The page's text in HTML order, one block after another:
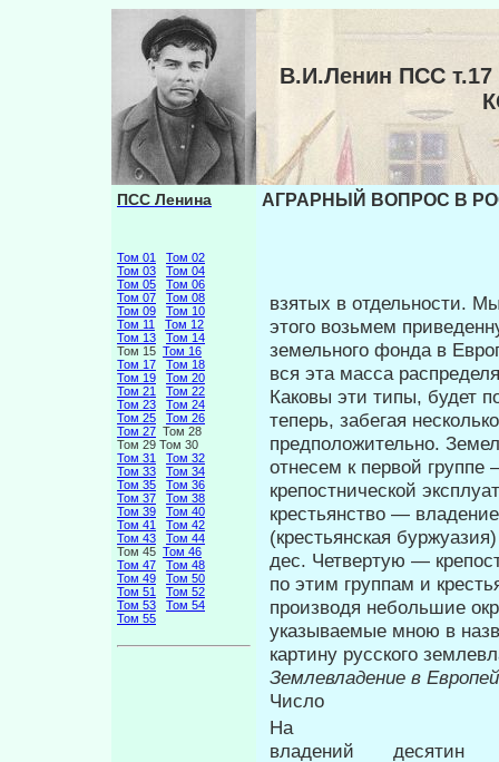
В.И.Ленин ПСС
ПСС Ленина
Том 01
Том 02
Том 03
Том 04
Том 05
Том 06
Том 07
Том 08
Том 09
Том 10
Том 11
Том 12
Том 13
Том 14
Том 15 Том 16
Том 17
Том 18
Том 19
Том 20
Том 21
Том 22
Том 23
Том 24
Том 25
Том 26
Том 27 Том 28
Том 29 Том 30
Том 31
Том 32
Том 33
Том 34
Том 35
Том 36
Том 37
Том 38
Том 39
Том 40
Том 41
Том 42
Том 43
Том 44
Том 45 Том 46
Том 47
Том 48
Том 49
Том 50
Том 51
Том 52
Том 53
Том 54
Том 55
АГРАРНЫЙ ВОПРОС В
взятых в отдельности.
этого возь­мем
земельного фонда в
вся эта масса
Каковы эти типы, будет
теперь, забегая
предположительно.
отнесем к первой группе
крепостнической
крестьянство —
(крестьянская
дес. Четвертую —
по этим группам и
производя небольшие
указываемые мною в
картину русского
Землевладение в
На
владений десятин 1